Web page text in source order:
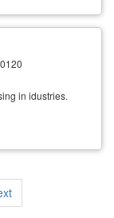
in idustries.